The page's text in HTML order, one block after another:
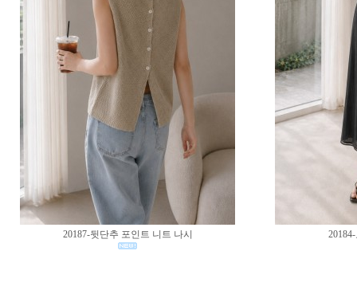
20187-뒷단추 포인트 니트 나시